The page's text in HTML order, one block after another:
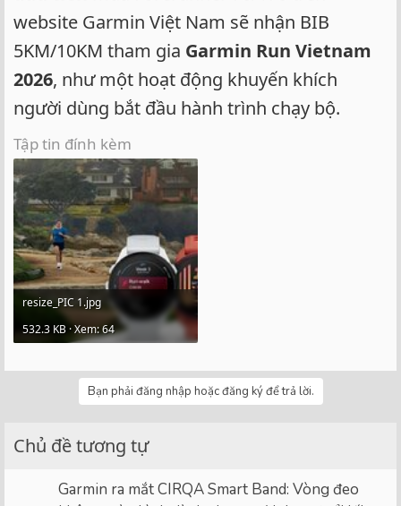
website Garmin Việt Nam sẽ nhận BIB
5KM/10KM tham gia Garmin Run Vietnam
2026, như một hoạt động khuyến khích
người dùng bắt đầu hành trình chạy bộ.
Tập tin đính kèm
resize_PIC 1.jpg
532.3 KB · Xem: 64
Bạn phải đăng nhập hoặc đăng ký để trả lời.
Chủ đề tương tự
Garmin ra mắt CIRQA Smart Band: Vòng đeo